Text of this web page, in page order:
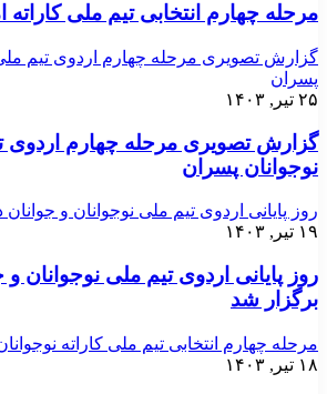
مرحله چهارم انتخابی تیم ملی کاراته
گزارش تصویری مرحله چهارم اردوی تیم ملی
پسران
۲۵ تیر, ۱۴۰۳
گزارش تصویری مرحله چهارم اردوی
نوجوانان پسران
روز پایانی اردوی تیم ملی نوجوانان و
۱۹ تیر, ۱۴۰۳
روز پایانی اردوی تیم ملی نوجوانان و
برگزار شد
مرحله چهارم انتخابی تیم ملی کاراته
۱۸ تیر, ۱۴۰۳